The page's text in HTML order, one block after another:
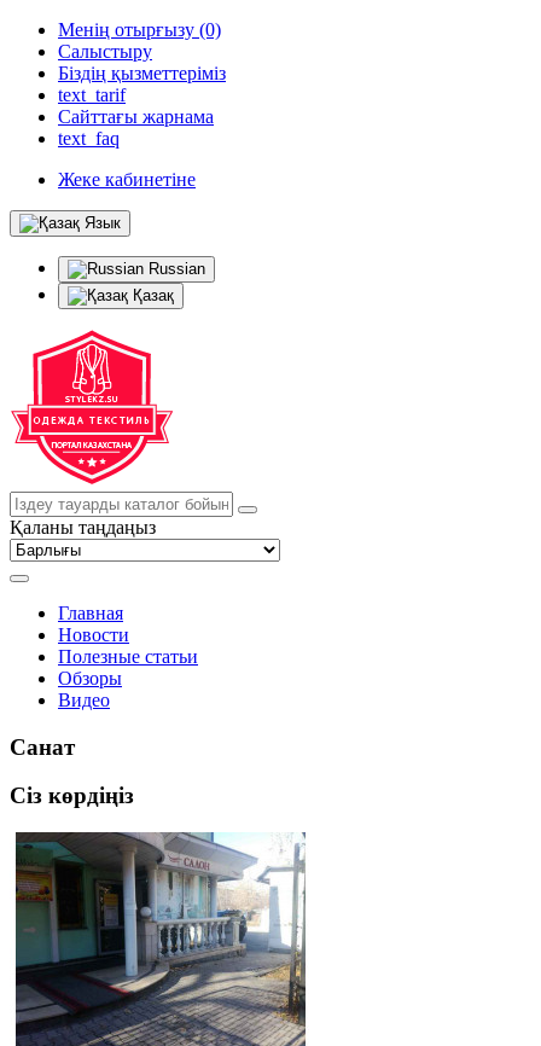
Менің отырғызу (0)
Салыстыру
Біздің қызметтеріміз
text_tarif
Сайттағы жарнама
text_faq
Жеке кабинетіне
Язык
Russian
Қазақ
Қаланы таңдаңыз
Главная
Новости
Полезные статьи
Обзоры
Видео
Санат
Сіз көрдіңіз